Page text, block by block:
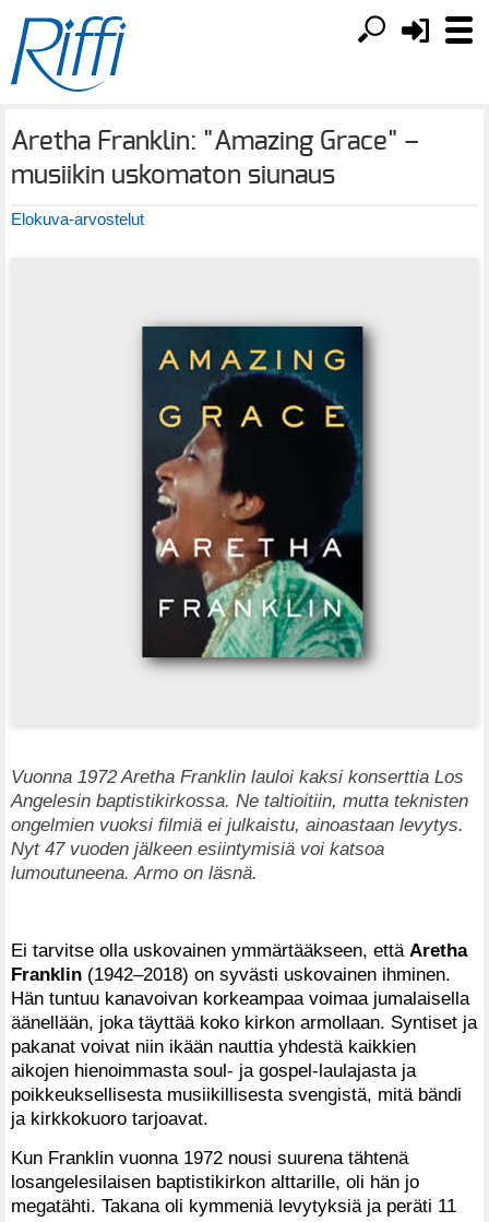
Aretha Franklin: "Amazing Grace" –
musiikin uskomaton siunaus
Elokuva-arvostelut
Vuonna 1972 Aretha Franklin lauloi kaksi konserttia Los
Angelesin baptistikirkossa. Ne taltioitiin, mutta teknisten
ongelmien vuoksi filmiä ei julkaistu, ainoastaan levytys.
Nyt 47 vuoden jälkeen esiintymisiä voi katsoa
lumoutuneena. Armo on läsnä.
Ei tarvitse olla uskovainen ymmärtääkseen, että Aretha
Franklin (1942–2018) on syvästi uskovainen ihminen.
Hän tuntuu kanavoivan korkeampaa voimaa jumalaisella
äänellään, joka täyttää koko kirkon armollaan. Syntiset ja
pakanat voivat niin ikään nauttia yhdestä kaikkien
aikojen hienoimmasta soul- ja gospel-laulajasta ja
poikkeuksellisesta musiikillisesta svengistä, mitä bändi
ja kirkkokuoro tarjoavat.
Kun Franklin vuonna 1972 nousi suurena tähtenä
losangelesilaisen baptistikirkon alttarille, oli hän jo
megatähti. Takana oli kymmeniä levytyksiä ja peräti 11